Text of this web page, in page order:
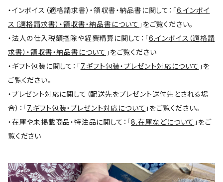
・インボイス（適格請求書）・領収書・納品書に関して：「6.インボイ
ス（適格請求書）・領収書・納品書について 」をご覧ください。
・法人の仕入税額控除や経費精算に関して：「6.インボイス（適格請
求書）・領収書・納品書について 」をご覧ください
・ギフト包装に関して：「7.ギフト包装・プレゼント対応について 」を
ご覧ください。
・プレゼント対応に関して（配送先をプレゼント送付先とされる場
合）：「7.ギフト包装・プレゼント対応について 」をご覧ください。
・在庫や未掲載商品・特注品に関して：「8.在庫などについて 」をご
覧ください